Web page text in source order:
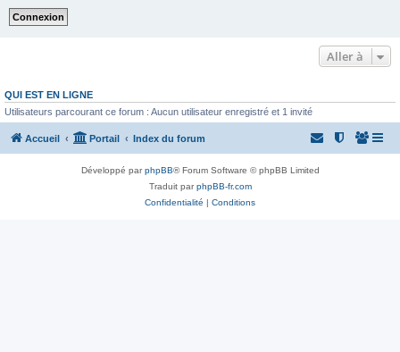
Aller à
QUI EST EN LIGNE
Utilisateurs parcourant ce forum : Aucun utilisateur enregistré et 1 invité
Accueil Portail Index du forum
Développé parphpBB® Forum Software © phpBB Limited
Traduit parphpBB-fr.com
Confidentialité | Conditions